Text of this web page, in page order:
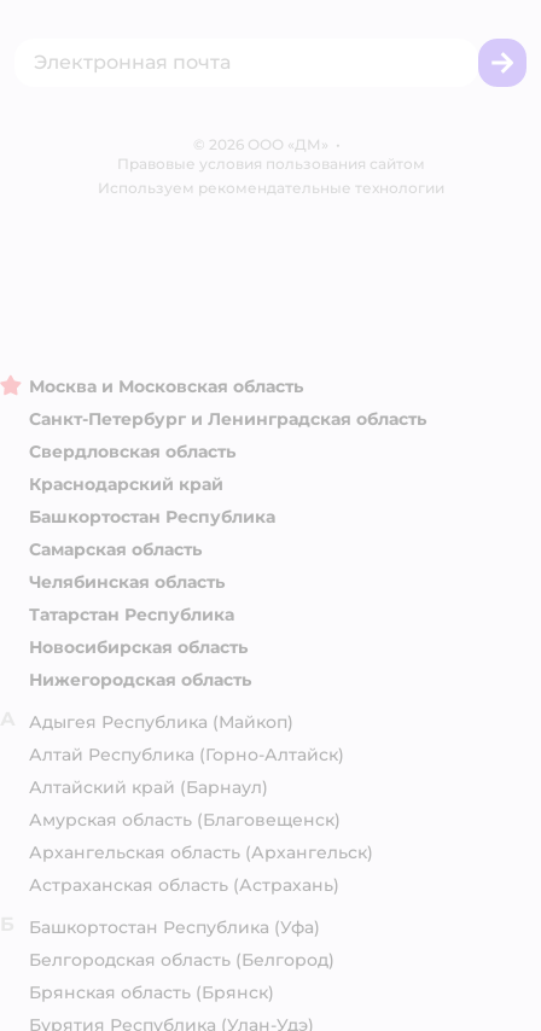
Блог
Корм для собак
© 2026 ООО «ДМ» •
Правовые условия пользования сайтом
Используем рекомендательные технологии
Москва и Московская область
Санкт-Петербург и Ленинградская область
Свердловская область
Краснодарский край
Башкортостан Республика
Самарская область
Челябинская область
Татарстан Республика
Новосибирская область
Нижегородская область
Адыгея Республика (Майкоп)
Алтай Республика (Горно-Алтайск)
Алтайский край (Барнаул)
Амурская область (Благовещенск)
Архангельская область (Архангельск)
Астраханская область (Астрахань)
Башкортостан Республика (Уфа)
Белгородская область (Белгород)
Брянская область (Брянск)
Бурятия Республика (Улан-Удэ)